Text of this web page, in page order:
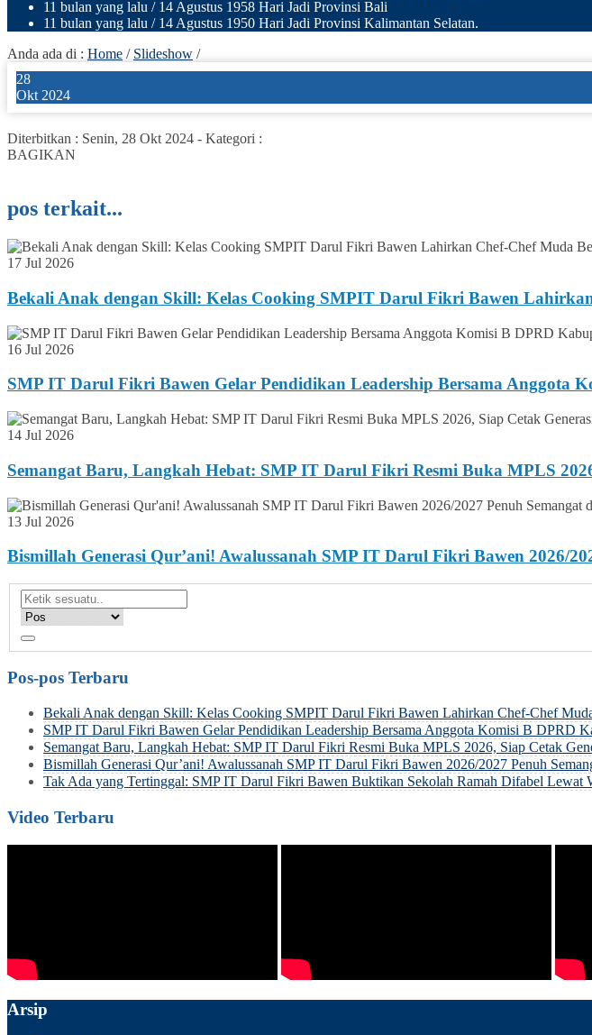
11 bulan yang lalu / 14 Agustus 1958 Hari Jadi Provinsi Bali
11 bulan yang lalu / 14 Agustus 1950 Hari Jadi Provinsi Kalimantan Selatan.
Anda ada di : Home / Slideshow /
28
Okt 2024
Diterbitkan : Senin, 28 Okt 2024 - Kategori :
BAGIKAN
pos terkait...
17 Jul 2026
Bekali Anak dengan Skill: Kelas Cooking SMPIT Darul Fikri Bawen
16 Jul 2026
SMP IT Darul Fikri Bawen Gelar Pendidikan Leadership Bersama Anggota
14 Jul 2026
Semangat Baru, Langkah Hebat: SMP IT Darul Fikri Resmi Buka MPLS
13 Jul 2026
Bismillah Generasi Qur’ani! Awalussanah SMP IT Darul Fikri Bawen 2026/
Pos-pos Terbaru
Bekali Anak dengan Skill: Kelas Cooking SMPIT Darul Fikri Bawen Lahirkan Chef-Chef
SMP IT Darul Fikri Bawen Gelar Pendidikan Leadership Bersama Anggota Komisi B DPRD
Semangat Baru, Langkah Hebat: SMP IT Darul Fikri Resmi Buka MPLS 2026, Siap Cetak
Bismillah Generasi Qur’ani! Awalussanah SMP IT Darul Fikri Bawen 2026/2027 Penuh
Tak Ada yang Tertinggal: SMP IT Darul Fikri Bawen Buktikan Sekolah Ramah Difabel Lewat
Video Terbaru
Arsip